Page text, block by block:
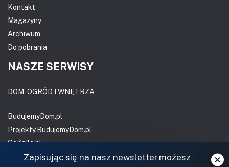
Kontakt
Magazyny
Archiwum
Do pobrania
NASZE SERWISY
DOM, OGRÓD I WNĘTRZA
BudujemyDom.pl
Projekty.BudujemyDom.pl
CoZaIle.pl
Informator Budownictwa
Zapisując się na nasz newsletter możesz